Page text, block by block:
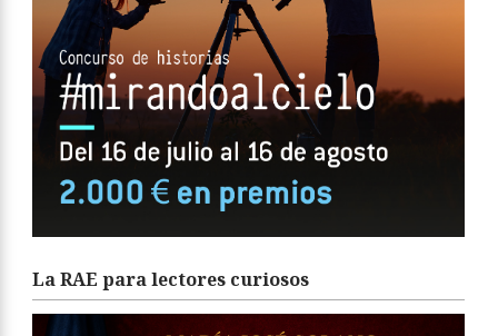
La RAE para lectores curiosos